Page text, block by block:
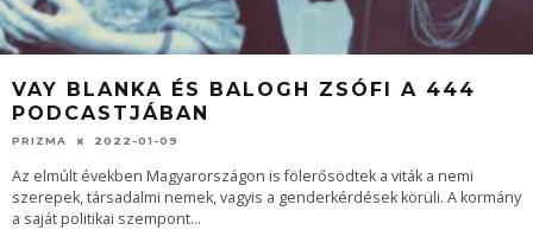
VAY BLANKA ÉS BALOGH ZSÓFI A 444
PODCASTJÁBAN
PRIZMA 2022-01-09
Az elmúlt években Magyarországon is fölerősödtek a viták a nemi
szerepek, társadalmi nemek, vagyis a genderkérdések körüli. A kormány
a saját politikai szempont...